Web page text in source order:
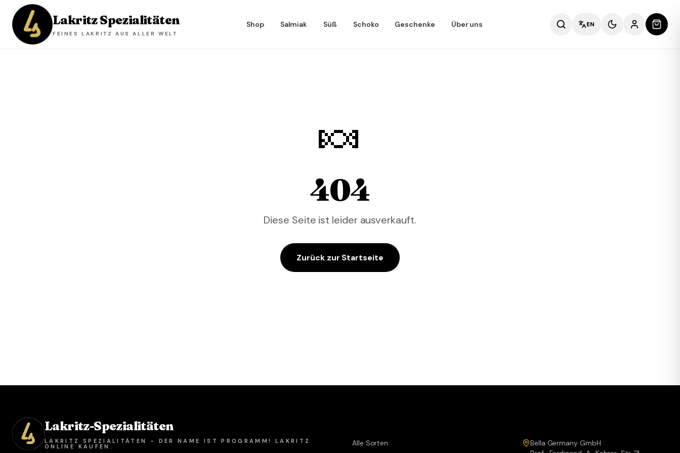
Lakritz Spezialitäten
FEINES LAKRITZ AUS ALLER WELT
Shop Salmiak Süß Schoko Geschenke Über uns EN
🍬
404
Diese Seite ist leider ausverkauft.
Zurück zur Startseite
Lakritz-Spezialitäten
LAKRITZ SPEZIALITÄTEN - DER NAME IST PROGRAMM! LAKRITZ
ONLINE KAUFEN. Alle Sorten
Bella Germany GmbH